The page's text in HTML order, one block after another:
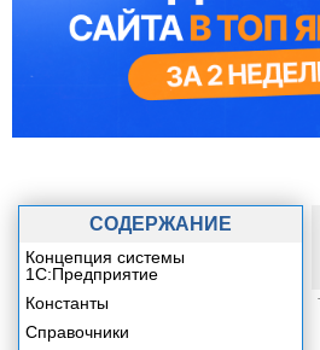
СОДЕРЖАНИЕ
Концепция системы
1С:Предприятие
Константы
Справочники